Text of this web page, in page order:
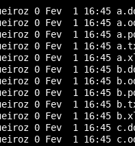
0 Fev  1 16:45
0 Fev  1 16:45
0 Fev  1 16:45
0 Fev  1 16:45
0 Fev  1 16:45
0 Fev  1 16:45
0 Fev  1 16:45
0 Fev  1 16:45
0 Fev  1 16:45
0 Fev  1 16:45
0 Fev  1 16:45
0 Fev  1 16:45